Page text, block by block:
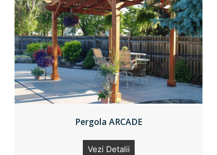
Pergola ARCADE
Vezi Detalii